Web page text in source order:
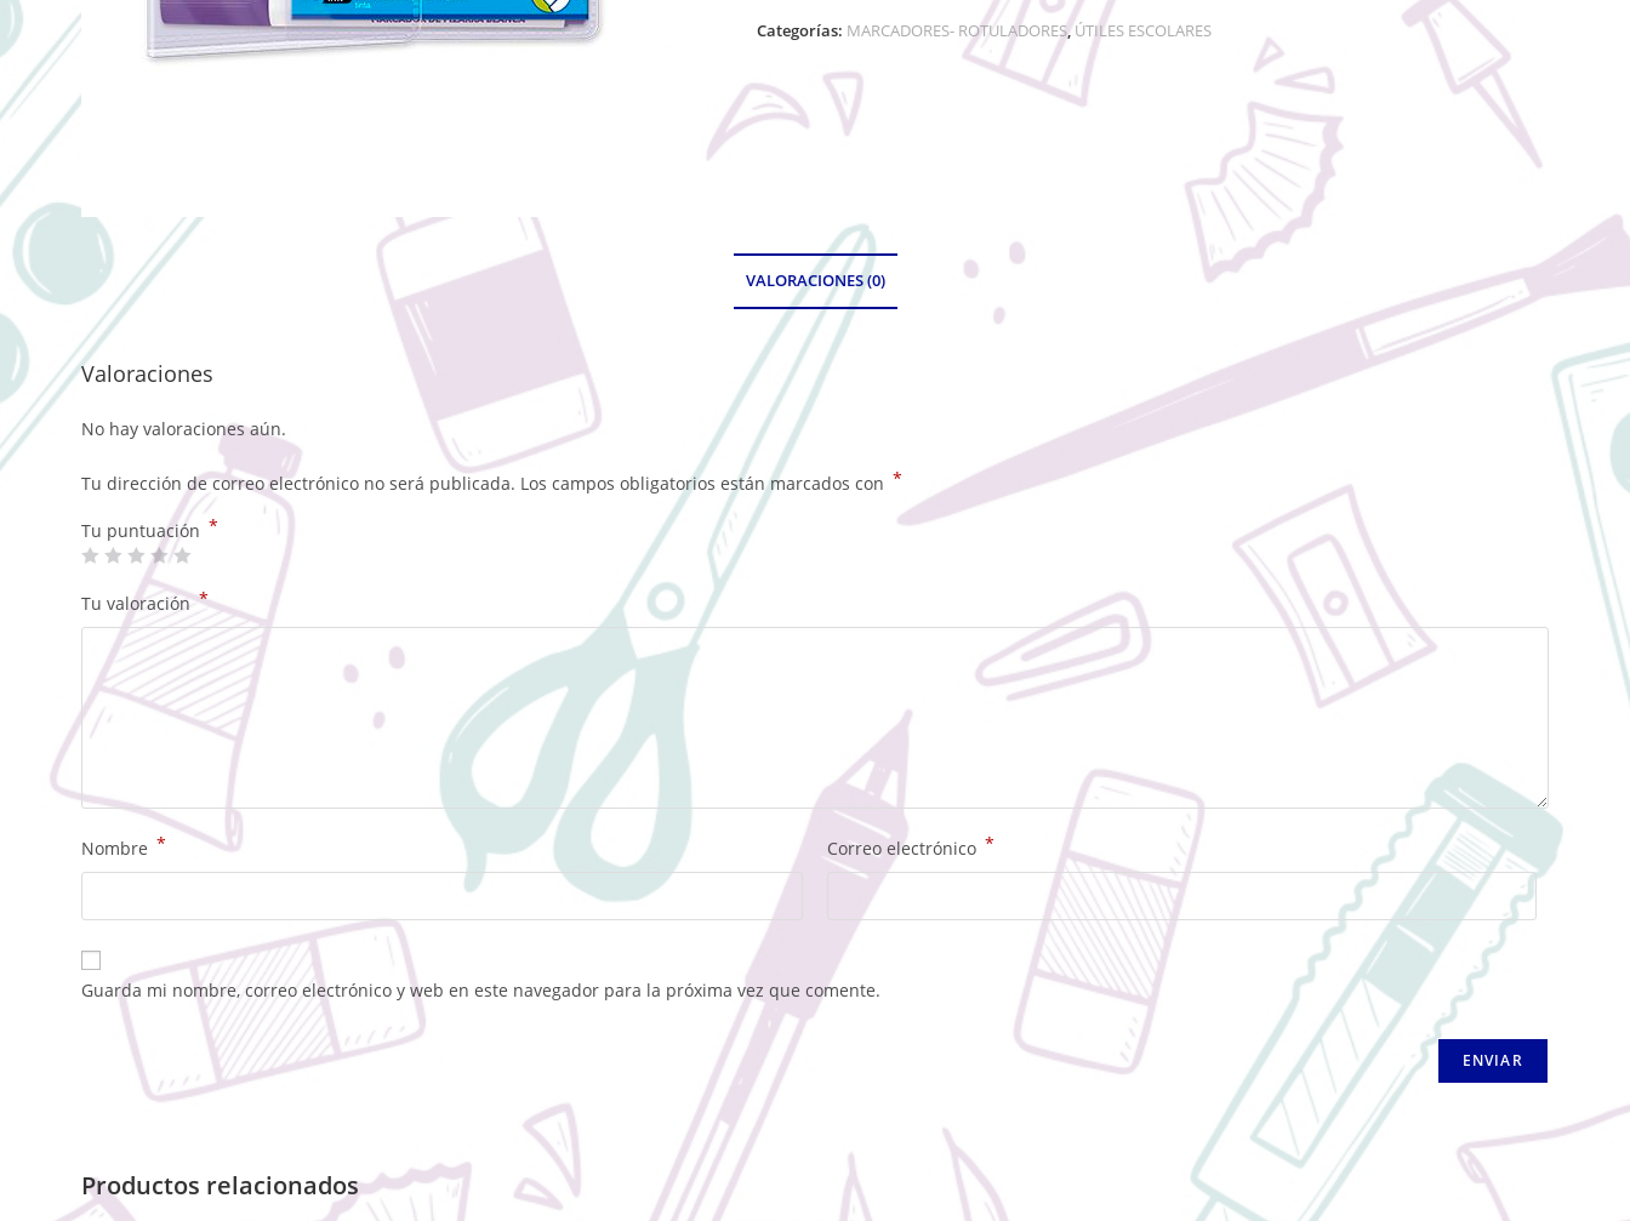
Categorías: MARCADORES- ROTULADORES,ÚTILES ESCOLARES
VALORACIONES (0)
Valoraciones
No hay valoraciones aún.
Tu dirección de correo electrónico no será publicada. Los campos obligatorios están marcados con *
Tu puntuación *
Tu valoración*
Nombre * Correo electrónico *
Guarda mi nombre, correo electrónico y web en este navegador para la próxima vez que comente.
Productos relacionados